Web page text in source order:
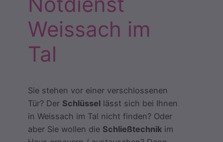
Weissach im
Tal
Sie stehen vor einer verschlossenen
Tür? Der Schlüssel lässt sich bei Ihnen
in Weissach im Tal nicht finden? Oder
aber Sie wollen die Schließtechnik im